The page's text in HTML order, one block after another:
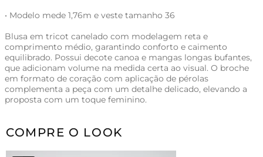
• Modelo mede 1,76m e veste tamanho 36
Blusa em tricot canelado com modelagem reta e
comprimento médio, garantindo conforto e caimento
equilibrado. Possui decote canoa e mangas longas bufantes,
que adicionam volume na medida certa ao visual. O broche
em formato de coração com aplicação de pérolas
complementa a peça com um detalhe delicado, elevando a
proposta com um toque feminino.
COMPRE O LOOK